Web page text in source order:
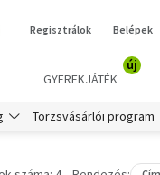
Regisztrálok Belépek
GYEREKJÁTÉK
új
Törzsvásárlói program